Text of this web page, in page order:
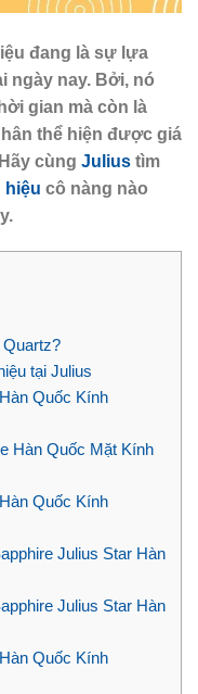
đang là sự lựa
ngày nay. Bởi, nó
gian mà còn là
thể hiện được giá
cùng Julius tìm
hiệu cô nàng nào
tại Julius
Quốc Kính
Hàn Quốc Mặt Kính
Quốc Kính
Julius Star Hàn
Julius Star Hàn
Quốc Kính